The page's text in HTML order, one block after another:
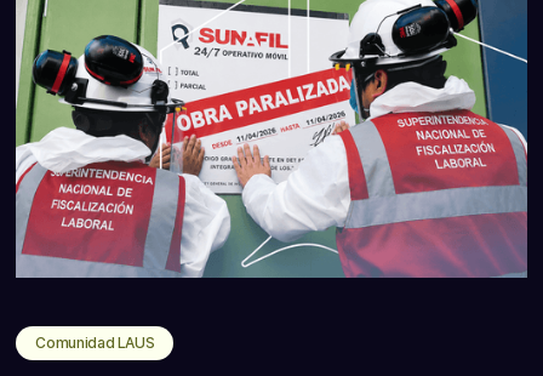
Comunidad LAUS